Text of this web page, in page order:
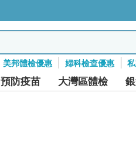
美邦體檢優惠 婦科檢查優惠
預防疫苗 大灣區體檢